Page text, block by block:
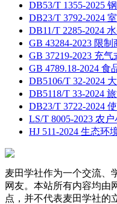
DB53/T 1355-2025
DB23/T 3792-2024
DB11/T 2285-2024
GB 43284-2023 限
GB 37219-2023 充
GB 4789.18-2024
DB5106/T 32-2024
DB5118/T 33-2024
DB23/T 3722-2024
LS/T 8005-2023 农
HJ 511-2024 生态环
麦田学社作为一个交流、
网友。本站所有内容均由
点，并不代表麦田学社的